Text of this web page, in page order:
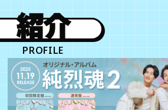
紹介
PROFILE